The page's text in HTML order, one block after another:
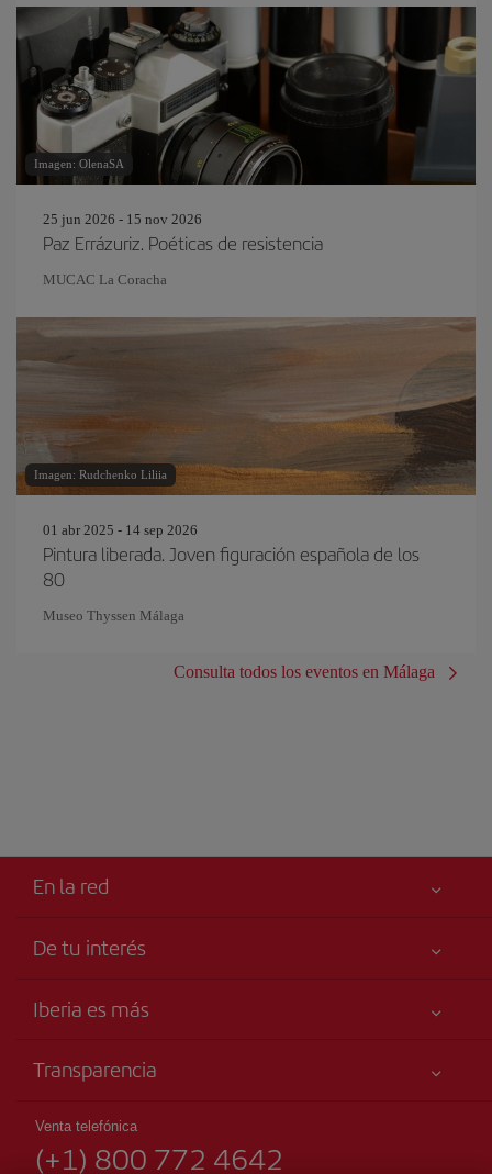
Imagen: OlenaSA
25 jun 2026 - 15 nov 2026
Paz Errázuriz. Poéticas de resistencia
MUCAC La Coracha
Imagen: Rudchenko Liliia
01 abr 2025 - 14 sep 2026
Pintura liberada. Joven figuración española de los
80
Museo Thyssen Málaga
Consulta todos los eventos en Málaga
En la red
De tu interés
Accesibilidad
Mapa del sitio
Sostenibilidad
Iberia es más
Grupo Iberia
Accionistas e Inversores
Nuestras Alianzas
Transparencia
Venta telefónica
(+1) 800 772 4642